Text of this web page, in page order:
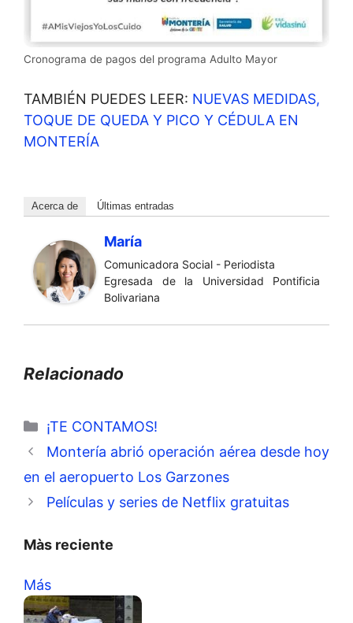
Cronograma de pagos del programa Adulto Mayor
TAMBIÉN PUEDES LEER: NUEVAS MEDIDAS,
TOQUE DE QUEDA Y PICO Y CÉDULA EN
MONTERÍA
Acerca de Últimas entradas
María
Comunicadora Social - Periodista
Egresada de la Universidad Pontificia
Bolivariana
Relacionado
Categorías
¡TE CONTAMOS!
Montería abrió operación aérea desde hoy
en el aeropuerto Los Garzones
Películas y series de Netflix gratuitas
Màs reciente
Más